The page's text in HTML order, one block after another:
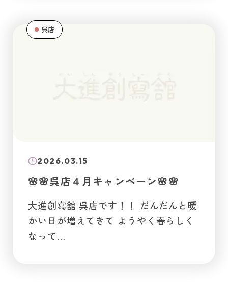
2026.03.15
🌸🌸呉店４月キャンペーン🌸🌸
大進創寫舘 呉店です！！ だんだんと暖
かい日が増えてきて ようやく春らしく
なって…
呉店